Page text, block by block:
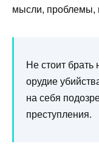
мысли, проблемы,
Не стоит
орудие
на себя
преступления.